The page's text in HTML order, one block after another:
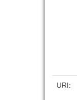
URI: